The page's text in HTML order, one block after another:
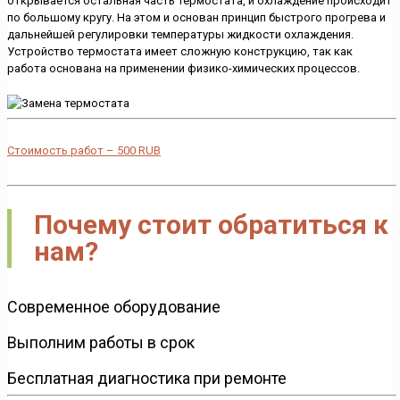
по большому кругу. На этом и основан принцип быстрого прогрева и
дальнейшей регулировки температуры жидкости охлаждения.
Устройство термостата имеет сложную конструкцию, так как
работа основана на применении физико-химических процессов.
Стоимость работ – 500 RUB
Почему стоит обратиться к
нам?
Современное оборудование
Выполним работы в срок
Бесплатная диагностика при ремонте